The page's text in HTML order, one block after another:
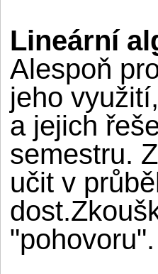
Lineární
Alespoň
jeho
a jejich
semestru.
učit v
"pohovoru".